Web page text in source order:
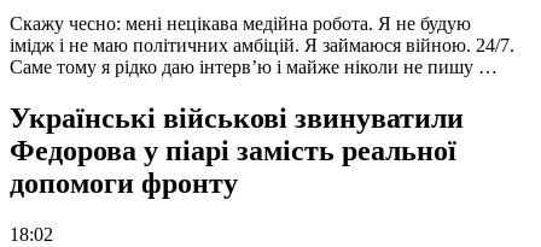
Скажу чесно: мені нецікава медійна робота. Я не будую
імідж і не маю політичних амбіцій. Я займаюся війною. 24/7.
Саме тому я рідко даю інтерв’ю і майже ніколи не пишу …
Українські військові звинуватили
Федорова у піарі замість реальної
допомоги фронту
18:02